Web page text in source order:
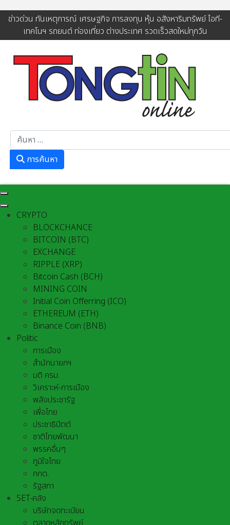
ข่าวด่วน ทันเหตุการณ์ เศรษฐกิจ การลงทุน หุ้น อสังหาริมทรัพย์ ไอที-
เทคโนฯ รถยนต์ ท่องเที่ยว ต่างประเทศ รวดเร็วสดใหม่ทุกวัน
การค้นหา
CRYPTO
BLOCKCHANCE
BITCOIN (BTC)
EXCHANGE
RIPPLE (XRP)
Bitcoin Cash (BCH)
MINING COIN
Initial Coin Offerring (ICO)
ETHEREUM (ETH)
Binance Coin (BNB)
Politic
การเมือง
สำนักนายกฯ
มติ ครม.
วิเคราะห์-การเมือง
พลังประชารัฐ
เพื่อไทย
ประชาธิปัตต์
ชาติไทยพัฒนา
พรรคอื่นๆ
ภูมิใจไทย
กกต.
รัฐสภา
SET-คลัง
บริษัทจดทะเบียน